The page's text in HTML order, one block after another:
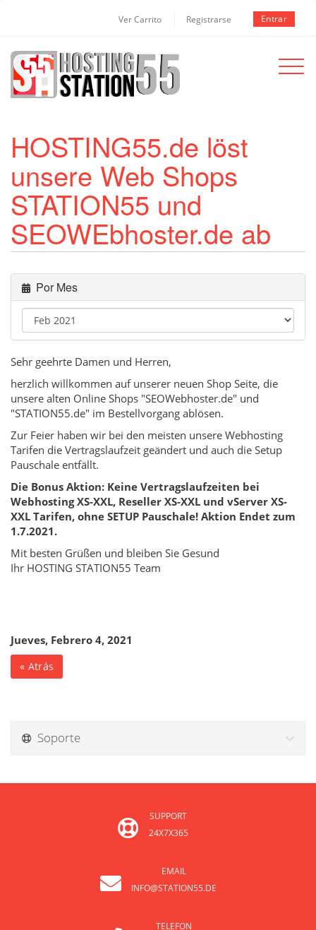
Ver Carrito Registrarse Entrar
Toggle
HOSTING55.de löst
unsere Web Shops
STATION55 und
SEOWEbhoster.de ab
Por Mes
Sehr geehrte Damen und Herren,
herzlich willkommen auf unserer neuen Shop Seite, die
unsere alten Online Shops "SEOWebhoster.de" und
"STATION55.de" im Bestellvorgang ablösen.
Zur Feier haben wir bei den meisten unsere Webhosting
Tarifen die Vertragslaufzeit geändert und auch die Setup
Pauschale entfällt.
Die Bonus Aktion: Keine Vertragslaufzeiten bei
Webhosting XS-XXL, Reseller XS-XXL und vServer XS-
XXL Tarifen, ohne SETUP Pauschale! Aktion Endet zum
1.7.2021.
Mit besten Grüßen und bleiben Sie Gesund
Ihr HOSTING STATION55 Team
Jueves, Febrero 4, 2021
« Atrás
Soporte
SUPPORT
24X7X365
EMAIL
INFO@STATION55.DE
TELEFON